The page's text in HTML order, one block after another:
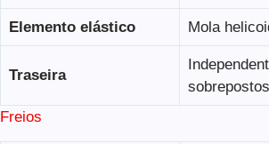
Elemento elástico Mola
Traseira
sobrepostos
Freios